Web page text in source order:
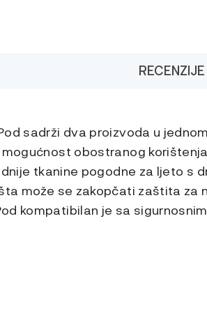
sadrži dva proizvoda u
obostranog
tkanine pogodne za ljeto s
može se zakopčati zaštita za
kompatibilan je sa